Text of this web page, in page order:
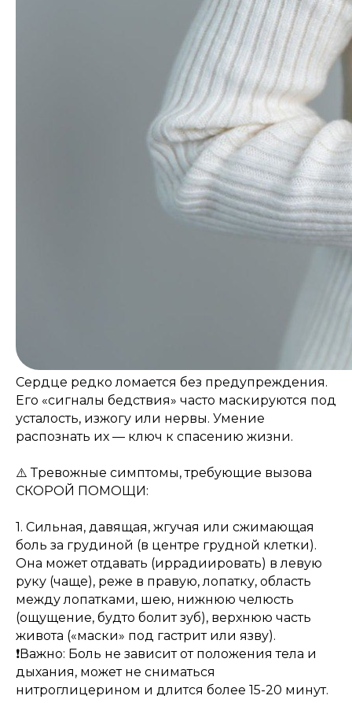
Сердце редко ломается без предупреждения.
Его «сигналы бедствия» часто маскируются под
усталость, изжогу или нервы. Умение
распознать их — ключ к спасению жизни.
⚠️ Тревожные симптомы, требующие вызова
СКОРОЙ ПОМОЩИ:
1. Сильная, давящая, жгучая или сжимающая
боль за грудиной (в центре грудной клетки).
Она может отдавать (иррадиировать) в левую
руку (чаще), реже в правую, лопатку, область
между лопатками, шею, нижнюю челюсть
(ощущение, будто болит зуб), верхнюю часть
живота («маски» под гастрит или язву).
❗️Важно: Боль не зависит от положения тела и
дыхания, может не сниматься
нитроглицерином и длится более 15-20 минут.